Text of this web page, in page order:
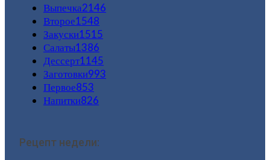
Выпечка2146
Второе1548
Закуски1515
Салаты1386
Дессерт1145
Заготовки993
Первое853
Напитки826
Рецепт недели: